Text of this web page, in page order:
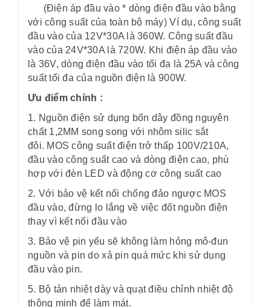
(Điện áp đầu vào * dòng điện đầu vào bằng
với công suất của toàn bộ máy) Ví dụ, công suất
đầu vào của 12V*30A là 360W. Công suất đầu
vào của 24V*30A là 720W. Khi điện áp đầu vào
là 36V, dòng điện đầu vào tối đa là 25A và công
suất tối đa của nguồn điện là 900W.
Ưu điểm chính :
1. Nguồn điện sử dụng bốn dây đồng nguyên
chất 1,2MM song song với nhôm silic sắt
đôi. MOS công suất điện trở thấp 100V/210A,
đầu vào công suất cao và dòng điện cao, phù
hợp với đèn LED và động cơ công suất cao
2. Với bảo vệ kết nối chống đảo ngược MOS
đầu vào, đừng lo lắng về việc đốt nguồn điện
thay vì kết nối đầu vào
3. Bảo vệ pin yếu sẽ không làm hỏng mô-đun
nguồn và pin do xả pin quá mức khi sử dụng
đầu vào pin.
5. Bộ tản nhiệt dày và quạt điều chỉnh nhiệt độ
thông minh để làm mát.